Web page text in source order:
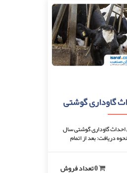
گاوداری گوشتی
گاوداری گوشتی سال
نگارش: 93 تعداد صفحه: 44 نحوه دریافت: بعد از اتمام